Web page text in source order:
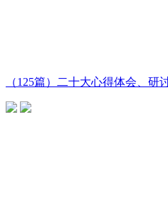
（125篇）二十大心得体会、研